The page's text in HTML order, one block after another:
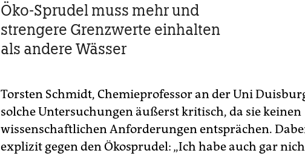
Öko-Sprudel muss mehr und
strengere Grenzwerte einhalten
als andere Wässer
Torsten Schmidt, Chemieprofessor an der Uni
solche Untersuchungen äußerst kritisch, da sie keinen
wissenschaftlichen Anforderungen entsprächen.
explizit gegen den Ökosprudel: „Ich habe auch gar